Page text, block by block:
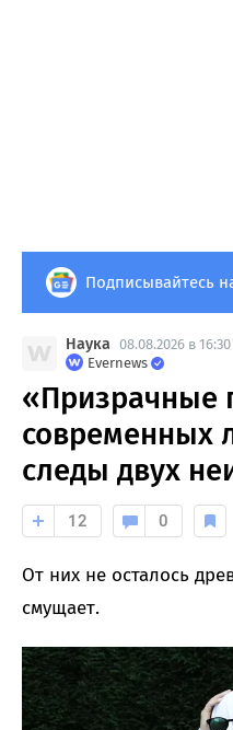
Подписывайтесь
Наука 08.08.2026 в 16:30
Evernews
«Призрачные
современных
следы двух
12 0
От них не осталось
смущает.